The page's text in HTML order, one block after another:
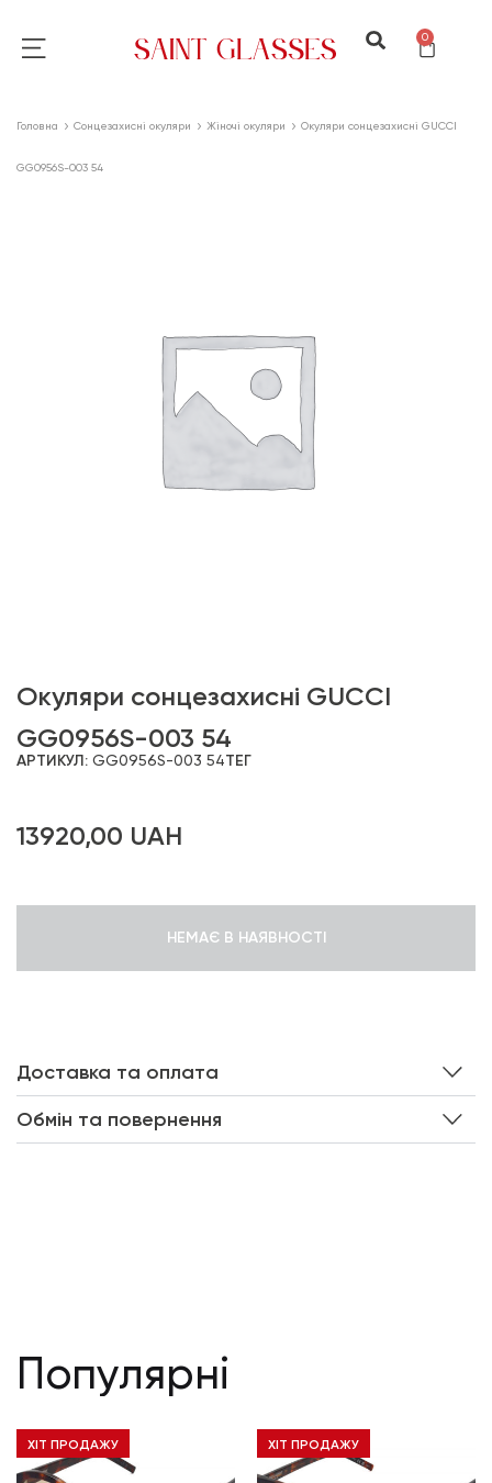
0
Головна Сонцезахисні окуляри Жіночі окуляри Окуляри сонцезахисні GUCCI
GG0956S-003 54
Окуляри сонцезахисні GUCCI
GG0956S-003 54
АРТИКУЛ: GG0956S-003 54ТЕГ
13920,00 UAH
НЕМАЄ В НАЯВНОСТІ
Доставка та оплата
Обмін та повернення
Популярні
ХІТ ПРОДАЖУ ХІТ ПРОДАЖУ